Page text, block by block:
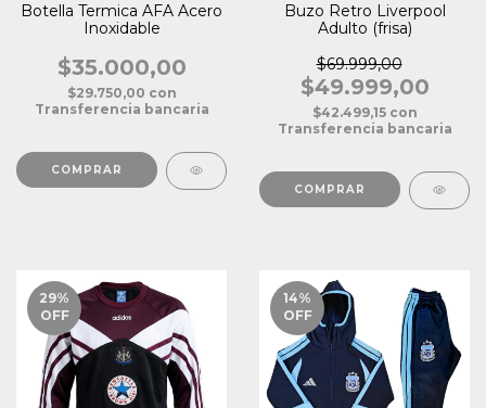
Botella Termica AFA Acero
Inoxidable
$35.000,00
$29.750,00 con
Transferencia bancaria
Buzo Retro Liverpool
Adulto (frisa)
$69.999,00
$49.999,00
$42.499,15 con
Transferencia bancaria
COMPRAR
29%
OFF
14%
OFF